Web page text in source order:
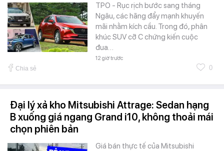
TPO - Rục rịch bước sang tháng
Ngâu, các hãng đẩy mạnh khuyến
mãi nhằm kích cầu. Trong đó, phân
khúc SUV cỡ C chứng kiến cuộc
đua…
12 giờ trước
Chia sẻ 0
Đại lý xả kho Mitsubishi Attrage: Sedan hạng
B xuống giá ngang Grand i10, không thoải mái
chọn phiên bản
Giá bán thực tế của Mitsubishi